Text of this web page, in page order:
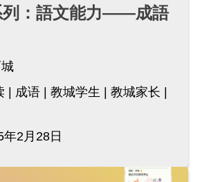
列：語文能力——成語
成语 教城学生
教城家长
2月28日